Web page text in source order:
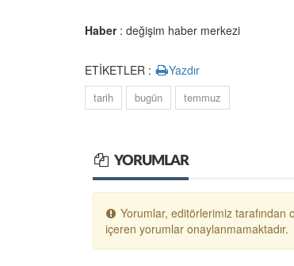
Haber: değişim haber merkezi
ETİKETLER : Yazdır
tarih bugün temmuz
YORUMLAR
Yorumlar, editörlerimiz tarafından
içeren yorumlar onaylanmamaktadır.